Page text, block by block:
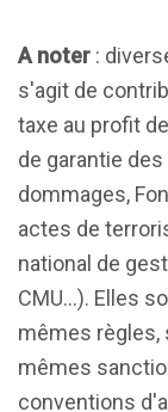
A noter :
s'agit de
taxe au profit
de garantie
dommages,
actes de
national de
CMU…). Elles
mêmes règles,
mêmes
conventions